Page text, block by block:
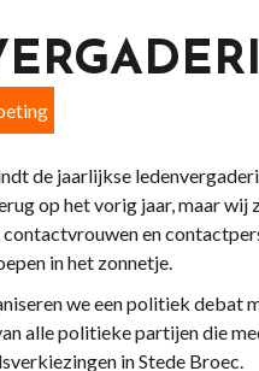
de jaarlijkse
op het vorig jaar, maar wij
en
in het zonnetje.
we een politiek debat
alle politieke partijen die
in Stede Broec.